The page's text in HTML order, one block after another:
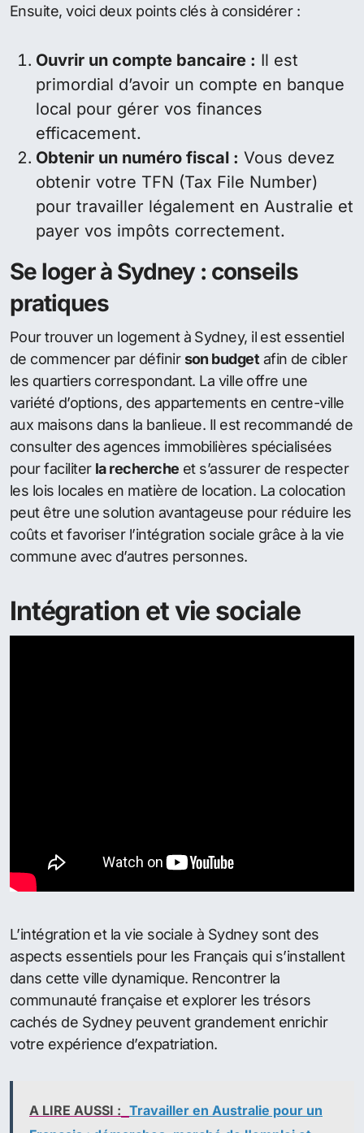
Ensuite, voici deux points clés à considérer :
Ouvrir un compte bancaire : Il est
primordial d’avoir un compte en banque
local pour gérer vos finances
efficacement.
Obtenir un numéro fiscal : Vous devez
obtenir votre TFN (Tax File Number)
pour travailler légalement en Australie et
payer vos impôts correctement.
Se loger à Sydney : conseils
pratiques
Pour trouver un logement à Sydney, il est essentiel
de commencer par définirson budget afin de cibler
les quartiers correspondant. La ville offre une
variété d’options, des appartements en centre-ville
aux maisons dans la banlieue. Il est recommandé de
consulter des agences immobilières spécialisées
pour faciliter la recherche et s’assurer de respecter
les lois locales en matière de location. La colocation
peut être une solution avantageuse pour réduire les
coûts et favoriser l’intégration sociale grâce à la vie
commune avec d’autres personnes.
Intégration et vie sociale
L’intégration et la vie sociale à Sydney sont des
aspects essentiels pour les Français qui s’installent
dans cette ville dynamique. Rencontrer la
communauté française et explorer les trésors
cachés de Sydney peuvent grandement enrichir
votre expérience d’expatriation.
A LIRE AUSSI : Travailler en Australie pour un